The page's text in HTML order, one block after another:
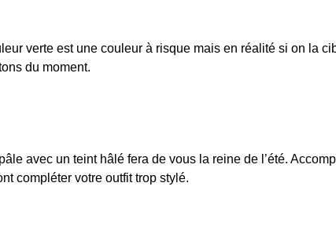
verte est une couleur à risque mais en réalité si on la
du moment.
avec un teint hâlé fera de vous la reine de l’été.
compléter votre outfit trop stylé.